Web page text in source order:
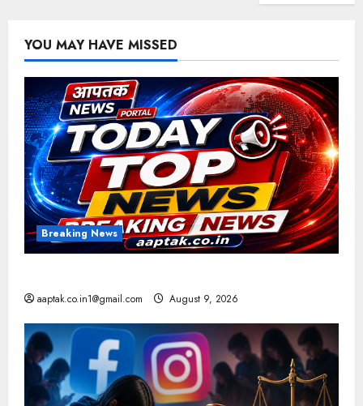
YOU MAY HAVE MISSED
Breaking News
aaptak.co.in1@gmail.com August 9, 2026